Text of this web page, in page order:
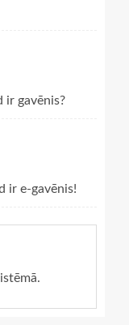
ir gavēnis?
ir e-gavēnis!